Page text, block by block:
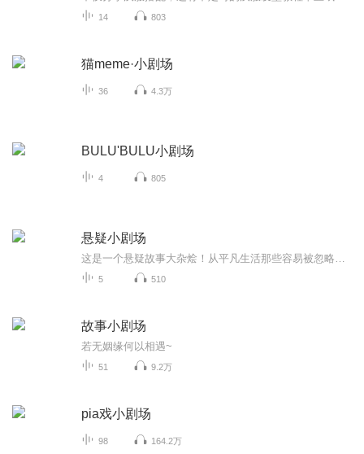
14 803
猫meme·小剧场
36 4.3万
BULU'BULU小剧场
4 805
悬疑小剧场
5 510
故事小剧场
若无姻缘何以相遇~
51 9.2万
pia戏小剧场
98 164.2万